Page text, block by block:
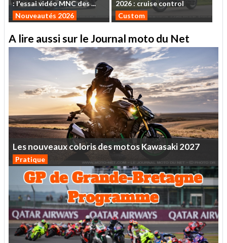
: l'essaividéoMNCdes...
Nouveautés 2026
2026 : cruise control
Custom
A lire aussi sur le Journal moto du Net
LesnouveauxcolorisdesmotosKawasaki2027
Pratique